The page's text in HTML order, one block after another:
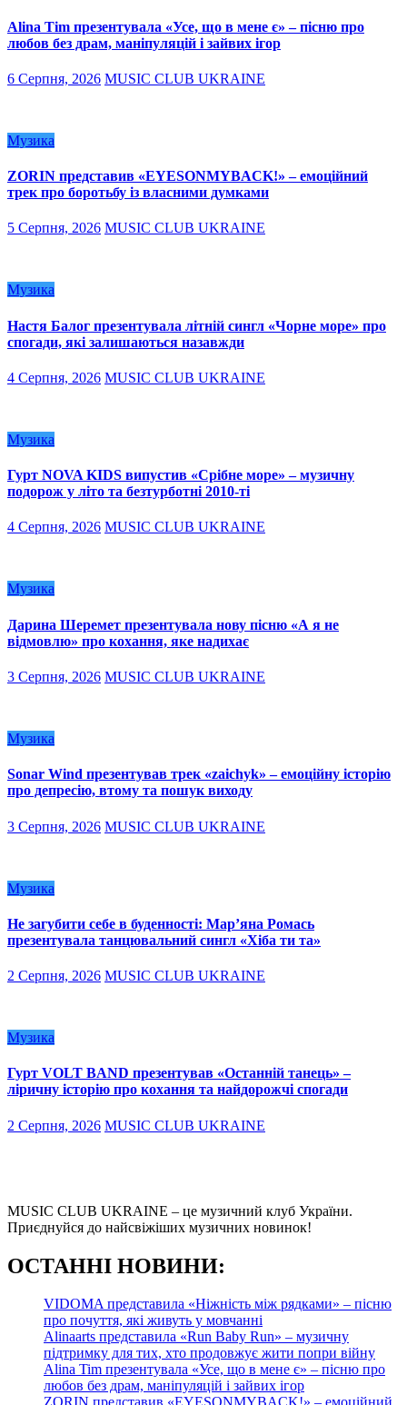
Alina Tim презентувала «Усе, що в мене є» – пісню про
любов без драм, маніпуляцій і зайвих ігор
6 Серпня, 2026 MUSIC CLUB UKRAINE
Музика
ZORIN представив «EYESONMYBACK!» – емоційний
трек про боротьбу із власними думками
5 Серпня, 2026 MUSIC CLUB UKRAINE
Музика
Настя Балог презентувала літній сингл «Чорне море» про
спогади, які залишаються назавжди
4 Серпня, 2026 MUSIC CLUB UKRAINE
Музика
Гурт NOVA KIDS випустив «Срібне море» – музичну
подорож у літо та безтурботні 2010-ті
4 Серпня, 2026 MUSIC CLUB UKRAINE
Музика
Дарина Шеремет презентувала нову пісню «А я не
відмовлю» про кохання, яке надихає
3 Серпня, 2026 MUSIC CLUB UKRAINE
Музика
Sonar Wind презентував трек «zaichyk» – емоційну історію
про депресію, втому та пошук виходу
3 Серпня, 2026 MUSIC CLUB UKRAINE
Музика
Не загубити себе в буденності: Мар’яна Ромась
презентувала танцювальний сингл «Хіба ти та»
2 Серпня, 2026 MUSIC CLUB UKRAINE
Музика
Гурт VOLT BAND презентував «Останній танець» –
ліричну історію про кохання та найдорожчі спогади
2 Серпня, 2026 MUSIC CLUB UKRAINE
MUSIC CLUB UKRAINE – це музичний клуб України.
Приєднуйся до найсвіжіших музичних новинок!
ОСТАННІ НОВИНИ:
VIDOMA представила «Ніжність між рядками» – пісню
про почуття, які живуть у мовчанні
Alinaarts представила «Run Baby Run» – музичну
підтримку для тих, хто продовжує жити попри війну
Alina Tim презентувала «Усе, що в мене є» – пісню про
любов без драм, маніпуляцій і зайвих ігор